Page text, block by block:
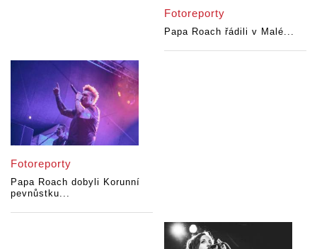
Fotoreporty
Papa Roach řádili v Malé...
Fotoreporty
Papa Roach dobyli Korunní
pevnůstku...